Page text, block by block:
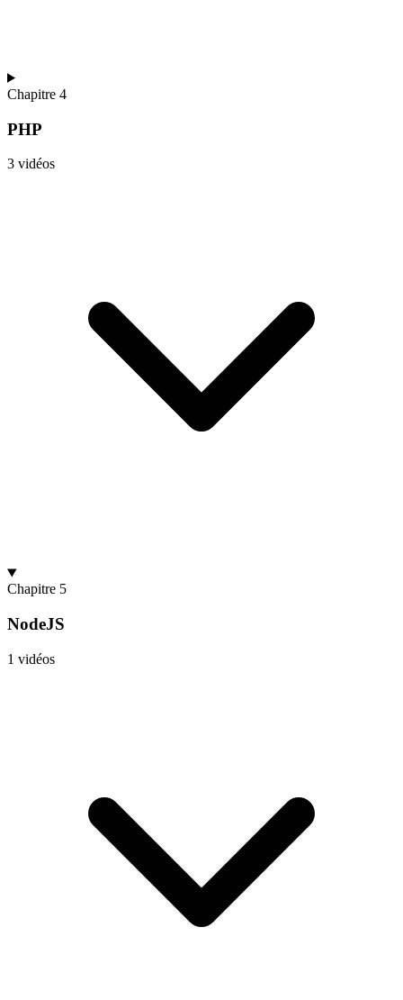
Chapitre 4
PHP
3 vidéos
Chapitre 5
NodeJS
1 vidéos